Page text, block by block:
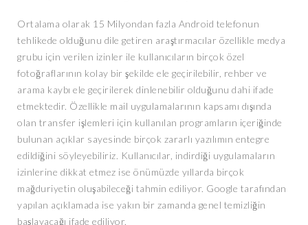
Ortalama olarak 15 Milyondan fazla Android telefonun
tehlikede olduğunu dile getiren araştırmacılar özellikle medya
grubu için verilen izinler ile kullanıcıların birçok özel
fotoğraflarının kolay bir şekilde ele geçirilebilir, rehber ve
arama kaybı ele geçirilerek dinlenebilir olduğunu dahi ifade
etmektedir. Özellikle mail uygulamalarının kapsamı dışında
olan transfer işlemleri için kullanılan programların içeriğinde
bulunan açıklar sayesinde birçok zararlı yazılımın entegre
edildiğini söyleyebiliriz. Kullanıcılar, indirdiği uygulamaların
izinlerine dikkat etmez ise önümüzde yıllarda birçok
mağduriyetin oluşabileceği tahmin ediliyor. Google tarafından
yapılan açıklamada ise yakın bir zamanda genel temizliğin
başlayacağı ifade ediliyor.